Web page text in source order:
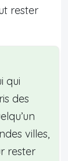
rester
qui
des
villes,
rester